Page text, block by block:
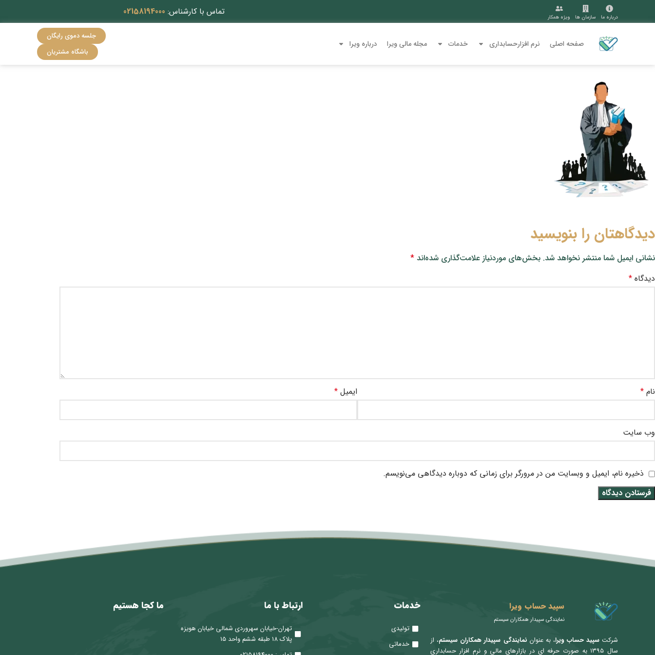
درباره ما سازمان ها ویژه همکار تماس با کارشناس: 02158194000
صفحه اصلی نرم افزارحسابداری خدمات مجله مالی ویرا درباره ویرا
جلسه دموی رایگان
باشگاه مشتریان
دیدگاهتان را بنویسید
نشانی ایمیل شما منتشر نخواهد شد. بخش‌های موردنیاز علامت‌گذاری شده‌اند *
دیدگاه *
نام * ایمیل *
وب‌ سایت
ذخیره نام، ایمیل و وبسایت من در مرورگر برای زمانی که دوباره دیدگاهی می‌نویسم.
متن سربرگ خود را وارد کنید
سپید حساب ویرا
نمایندگی سپیدار همکاران سیستم
شرکتسپید حساب ویرا، به عنوان نمایندگی سپیدار همکاران سیستم، از
سال ۱۳۹۵ به صورت حرفه ای در بازارهای مالی و نرم افزار حسابداری
خدمات
تولیدی
خدماتی
ارتباط با ما
تهران-خیابان سهروردی شمالی خیابان هویزه
پلاک 18 طبقه ششم واحد 15
ما کجا هستیم